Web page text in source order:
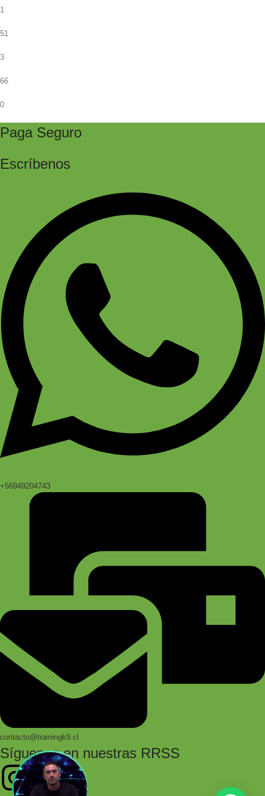
1
51
3
66
0
Paga Seguro
Escríbenos
+56949204743
contacto@trainingk9.cl
Síguenos en nuestras RRSS